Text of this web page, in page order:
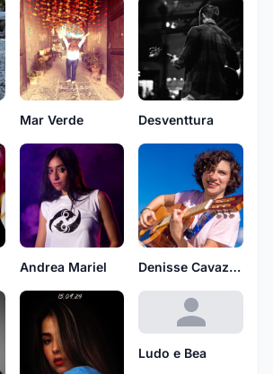
Mar Verde Desventtura
Andrea Mariel Denisse Cavazos
Ludo e Bea